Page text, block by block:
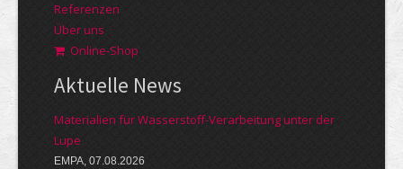
Referenzen
Über uns
Online-Shop
Aktuelle News
Materialien für Wasserstoff-Verarbeitung unter der
Lupe
EMPA, 07.08.2026